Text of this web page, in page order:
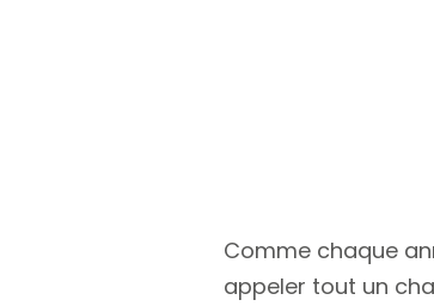
Comme chaque
appeler tout un